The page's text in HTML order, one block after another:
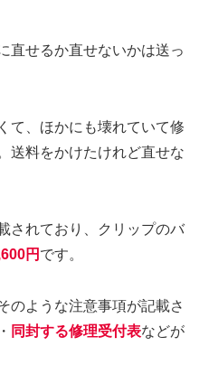
直せるか直せないかは送っ
て、ほかにも壊れていて修
送料をかけたけれど直せな
されており、クリップのバ
円 です。
のような注意事項が記載さ
同封する修理受付表などが